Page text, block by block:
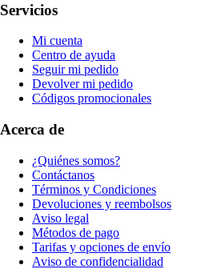
Servicios
Mi cuenta
Centro de ayuda
Seguir mi pedido
Devolver mi pedido
Códigos promocionales
Acerca de
¿Quiénes somos?
Contáctanos
Términos y Condiciones
Devoluciones y reembolsos
Aviso legal
Métodos de pago
Tarifas y opciones de envío
Aviso de confidencialidad